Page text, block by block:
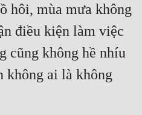
hôi, mùa mưa không
điều kiện làm việc
cũng không hề nhíu
không ai là không